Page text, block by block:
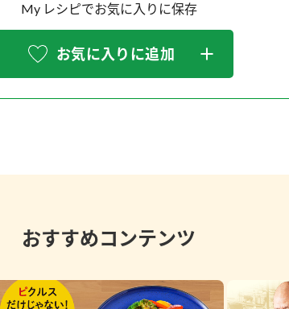
My レシピでお気に入りに保存
お気に入りに追加
おすすめコンテンツ